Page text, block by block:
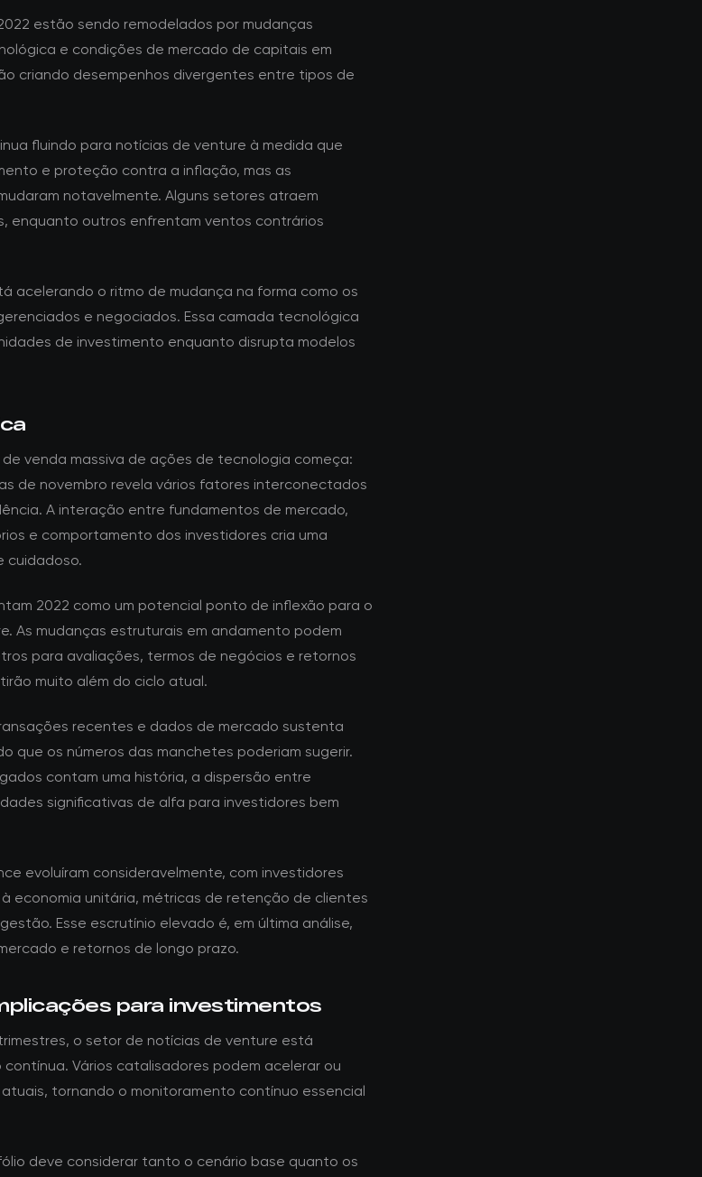
estão sendo remodelados por mudanças
e condições de mercado de capitais em
criando desempenhos divergentes entre tipos de
fluindo para notícias de venture à medida que
e proteção contra a inflação, mas as
notavelmente. Alguns setores atraem
enquanto outros enfrentam ventos contrários
acelerando o ritmo de mudança na forma como os
e negociados. Essa camada tecnológica
de investimento enquanto disrupta modelos
de venda massiva de ações de tecnologia começa:
de novembro revela vários fatores interconectados
A interação entre fundamentos de mercado,
e comportamento dos investidores cria uma
cuidadoso.
2022 como um potencial ponto de inflexão para o
As mudanças estruturais em andamento podem
para avaliações, termos de negócios e retornos
muito além do ciclo atual.
recentes e dados de mercado sustenta
que os números das manchetes poderiam sugerir.
contam uma história, a dispersão entre
significativas de alfa para investidores bem
evoluíram consideravelmente, com investidores
economia unitária, métricas de retenção de clientes
Esse escrutínio elevado é, em última análise,
e retornos de longo prazo.
para investimentos
o setor de notícias de venture está
Vários catalisadores podem acelerar ou
tornando o monitoramento contínuo essencial
deve considerar tanto o cenário base quanto os